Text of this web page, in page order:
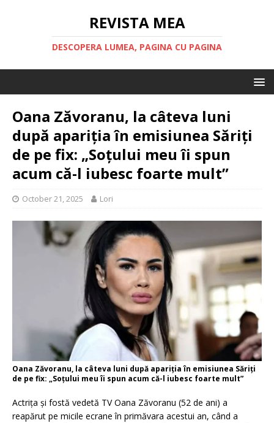
REVISTA MEA
DESCOPERA LUMEA, PAGINA CU PAGINA
Oana Zăvoranu, la câteva luni
după apariția în emisiunea Săriți
de pe fix: „Soțului meu îi spun
acum că-l iubesc foarte mult”
October 21, 2025 Lori
Oana Zăvoranu, la câteva luni după apariția în emisiunea Săriți
de pe fix: „Soțului meu îi spun acum că-l iubesc foarte mult”
Actrița și fostă vedetă TV Oana Zăvoranu (52 de ani) a
reapărut pe micile ecrane în primăvara acestui an, când a